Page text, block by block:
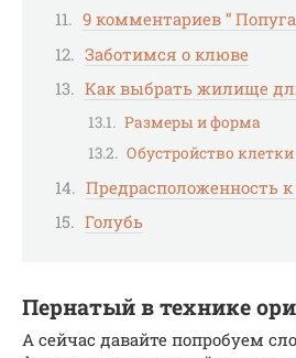
9 комментариев “
Заботимся о клюве
Как выбрать жилище
Размеры и форма
Обустройство клетки
Предрасположенность
Голубь
Пернатый в технике
А сейчас давайте попробуем